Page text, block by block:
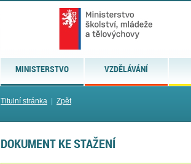
MINISTERSTVO VZDĚLÁVÁNÍ
Titulní stránka Zpět
DOKUMENT KE STAŽENÍ